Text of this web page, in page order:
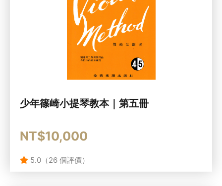
少年篠崎小提琴教本｜第五冊
NT$10,000
5.0（26 個評價）